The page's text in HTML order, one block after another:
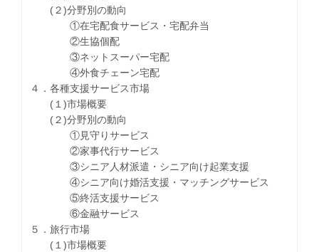
(２)分野別の動向
①在宅配食サービス・宅配弁当
②生協個配
③ネットスーパー宅配
④外食チェーン宅配
４．各種支援サービス市場
(１)市場概要
(２)分野別の動向
①見守りサービス
②家事代行サービス
③シニア人材派遣・シニア向け起業支援
④シニア向け婚活支援・マッチングサービス
⑤終活支援サービス
⑥金融サービス
５．旅行市場
(１)市場概要